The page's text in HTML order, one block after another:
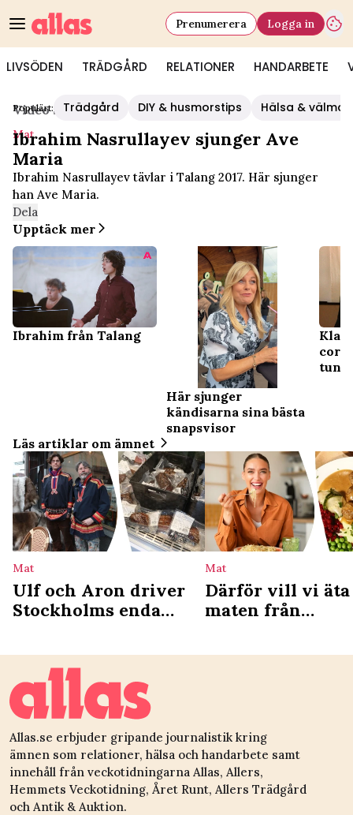
LIVSÖDEN TRÄDGÅRD RELATIONER HANDARBETE
Prenumerera Logga in
Populärt: Trädgård DIY & husmorstips Hälsa &
Video Start/Mat
Mat
Ibrahim Nasrullayev sjunger Ave
Maria
Ibrahim Nasrullayev tävlar i Talang 2017. Här sjunger
han Ave Maria.
Dela
Upptäck mer
Ibrahim från Talang
Här sjunger
kändisarna sina bästa
snapsvisor
Läs artiklar om ämnet
Mat
Ulf och Aron driver
Stockholms enda
det som en
kulturgärning”
Mat
Därför vill vi äta
maten från
studie förklarar
Allas.se erbjuder gripande journalistik kring
ämnen som relationer, hälsa och handarbete samt
innehåll från veckotidningarna Allas, Allers,
Hemmets Veckotidning, Året Runt, Allers Trädgård
och Antik & Auktion.